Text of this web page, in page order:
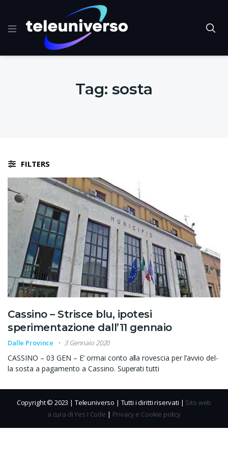
Tag: sosta
FILTERS
Cassino – Strisce blu, ipotesi
sperimentazione dall’11 gennaio
Dalle Province 3 Gennaio 2020
CASSINO – 03 GEN – E’ ormai conto alla rovescia per l’avvio del-
la sosta a pagamento a Cassino. Superati tutti
Copyright © 2023 | Teleuniverso | Tutti i diritti riservati | Sito web
a cura di Yes I Code | Privacy e Cookie policy